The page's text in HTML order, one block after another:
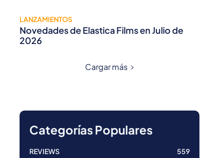
LANZAMIENTOS
Novedades de Elastica Films en Julio de
2026
Cargar más
Categorías Populares
REVIEWS 559